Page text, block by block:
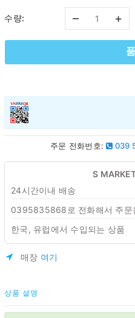
수량: – +
주문 전화번호: 039
S
24시간이내 배송
0395835868로 전화해서 주문
한국, 유럽에서 수입되는 상품
매장 여기
상품 설명